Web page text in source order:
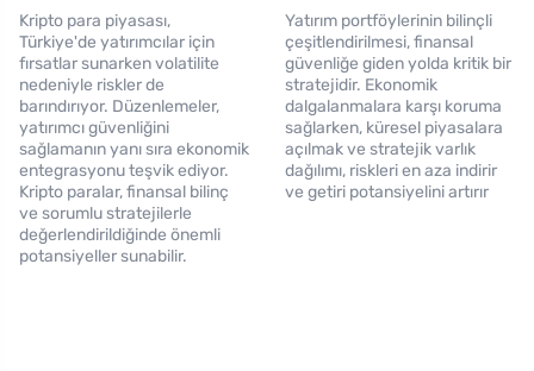
Kripto para piyasası,
Türkiye'de yatırımcılar için
fırsatlar sunarken volatilite
nedeniyle riskler de
barındırıyor. Düzenlemeler,
yatırımcı güvenliğini
sağlamanın yanı sıra ekonomik
entegrasyonu teşvik ediyor.
Kripto paralar, finansal bilinç
ve sorumlu stratejilerle
değerlendirildiğinde önemli
potansiyeller sunabilir.
Yatırım portföylerinin bilinçli
çeşitlendirilmesi, finansal
güvenliğe giden yolda kritik bir
stratejidir. Ekonomik
dalgalanmalara karşı koruma
sağlarken, küresel piyasalara
açılmak ve stratejik varlık
dağılımı, riskleri en aza indirir
ve getiri potansiyelini artırır